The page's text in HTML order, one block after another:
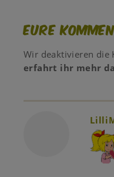
Eure
Wir deaktivieren die
erfahrt ihr mehr